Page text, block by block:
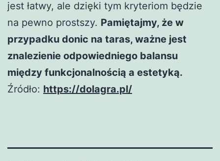
jest łatwy, ale dzięki tym kryteriom będzie
na pewno prostszy. Pamiętajmy, że w
przypadku donic na taras, ważne jest
znalezienie odpowiedniego balansu
między funkcjonalnością a estetyką.
Źródło: https://dolagra.pl/